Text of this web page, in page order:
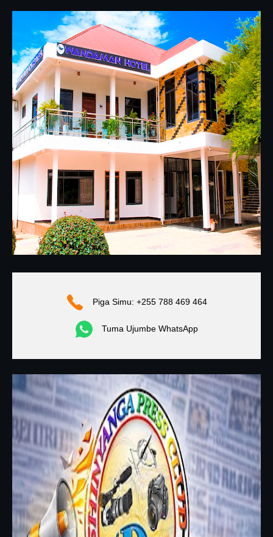
Piga Simu: +255 788 469 464
Tuma Ujumbe WhatsApp